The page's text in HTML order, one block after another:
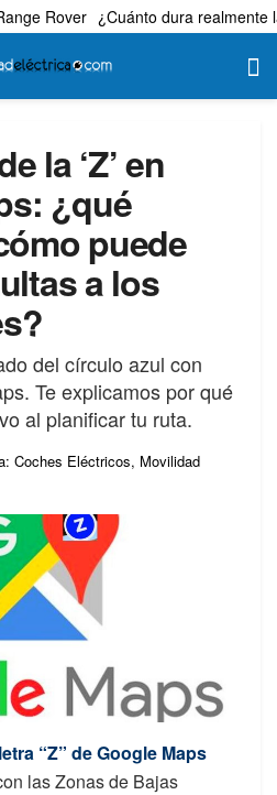
Rover ¿Cuánto dura realmente
la ‘Z’ en
¿qué
puede
a los
del círculo azul con
Te explicamos por qué
al planificar tu ruta.
Coches Eléctricos, Movilidad
“Z” de Google Maps
las Zonas de Bajas